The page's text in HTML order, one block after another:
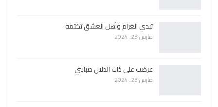
تبدي الغرام وأهل العشق تكتمه
مارس 23, 2024
عرضت على ذات الدلال صبابتي
مارس 23, 2024